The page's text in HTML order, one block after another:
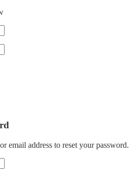
email address to reset your password.